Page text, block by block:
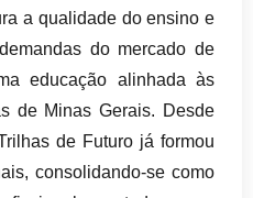
a qualidade do ensino e
do mercado de
educação alinhada às
de Minas Gerais. Desde
de Futuro já formou
consolidando-se como